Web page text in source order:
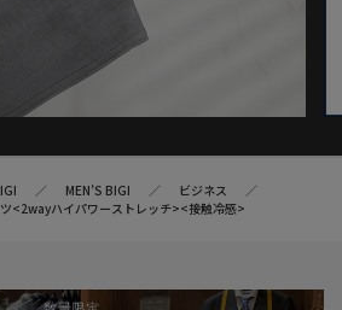
MEN’S BIGI
ビジネス
<2wayハイパワーストレッチ><接触冷感>